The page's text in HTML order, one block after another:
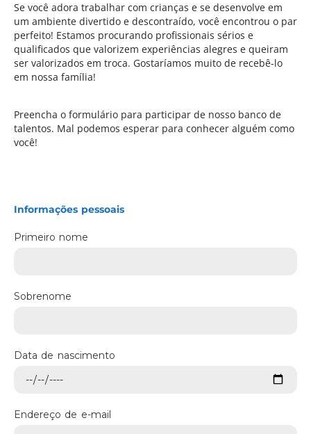
Se você adora trabalhar com crianças e se desenvolve em
um ambiente divertido e descontraído, você encontrou o par
perfeito! Estamos procurando profissionais sérios e
qualificados que valorizem experiências alegres e queiram
ser valorizados em troca. Gostaríamos muito de recebê-lo
em nossa família!
Preencha o formulário para participar de nosso banco de
talentos. Mal podemos esperar para conhecer alguém como
você!
Informações pessoais
Primeiro nome
Sobrenome
Data de nascimento
Endereço de e-mail